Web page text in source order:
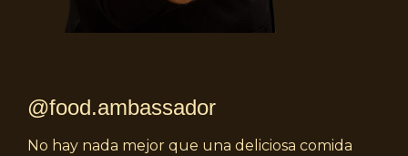
@food.ambassador
No hay nada mejor que una deliciosa comida